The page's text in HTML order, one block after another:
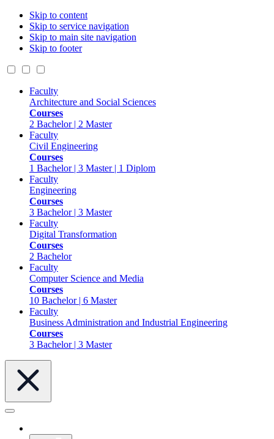
Skip to content
Skip to service navigation
Skip to main site navigation
Skip to footer
Faculty
Architecture and Social Sciences
Courses
2 Bachelor | 2 Master
Faculty
Civil Engineering
Courses
1 Bachelor | 3 Master | 1 Diplom
Faculty
Engineering
Courses
3 Bachelor | 3 Master
Faculty
Digital Transformation
Courses
2 Bachelor
Faculty
Computer Science and Media
Courses
10 Bachelor | 6 Master
Faculty
Business Administration and Industrial Engineering
Courses
3 Bachelor | 3 Master